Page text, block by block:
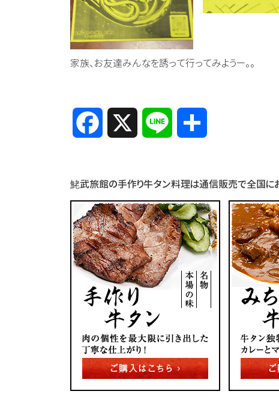
家族、お友達みんなを誘って行ってみようー。。
Facebook Line
鮱武旅館の手作り牛タン料理は通信販売で全国に